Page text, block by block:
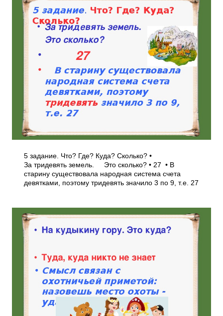
5 задание. Что? Где? Куда? Сколько? •
За тридевять земель. Это сколько? • 27 • В
старину существовала народная система счета
девятками, поэтому тридевять значило 3 по 9, т.е. 27